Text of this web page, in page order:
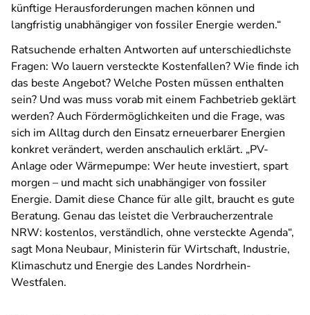
künftige Herausforderungen machen können und
langfristig unabhängiger von fossiler Energie werden.“
Ratsuchende erhalten Antworten auf unterschiedlichste
Fragen: Wo lauern versteckte Kostenfallen? Wie finde ich
das beste Angebot? Welche Posten müssen enthalten
sein? Und was muss vorab mit einem Fachbetrieb geklärt
werden? Auch Fördermöglichkeiten und die Frage, was
sich im Alltag durch den Einsatz erneuerbarer Energien
konkret verändert, werden anschaulich erklärt. „PV-
Anlage oder Wärmepumpe: Wer heute investiert, spart
morgen – und macht sich unabhängiger von fossiler
Energie. Damit diese Chance für alle gilt, braucht es gute
Beratung. Genau das leistet die Verbraucherzentrale
NRW: kostenlos, verständlich, ohne versteckte Agenda“,
sagt Mona Neubaur, Ministerin für Wirtschaft, Industrie,
Klimaschutz und Energie des Landes Nordrhein-
Westfalen.